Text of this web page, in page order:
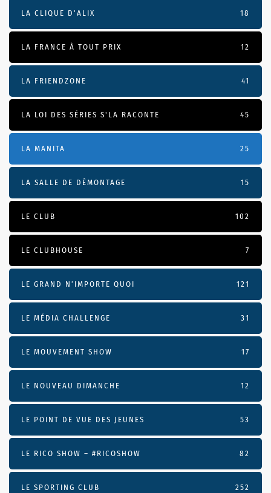
LA CLIQUE D'ALIX 18
LA FRANCE À TOUT PRIX 12
LA FRIENDZONE 41
LA LOI DES SÉRIES S'LA RACONTE 45
LA MANITA 25
LA SALLE DE DÉMONTAGE 15
LE CLUB 102
LE CLUBHOUSE 7
LE GRAND N’IMPORTE QUOI 121
LE MÉDIA CHALLENGE 31
LE MOUVEMENT SHOW 17
LE NOUVEAU DIMANCHE 12
LE POINT DE VUE DES JEUNES 53
LE RICO SHOW – #RICOSHOW 82
LE SPORTING CLUB 252